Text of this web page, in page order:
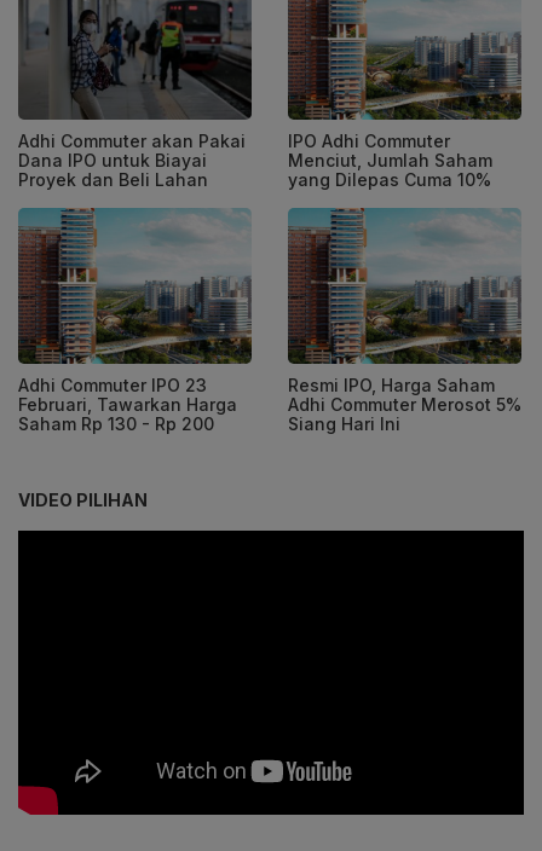
Adhi Commuter akan Pakai
Dana IPO untuk Biayai
Proyek dan Beli Lahan
IPO Adhi Commuter
Menciut, Jumlah Saham
yang Dilepas Cuma 10%
Adhi Commuter IPO 23
Februari, Tawarkan Harga
Saham Rp 130 - Rp 200
Resmi IPO, Harga Saham
Adhi Commuter Merosot 5%
Siang Hari Ini
VIDEO PILIHAN